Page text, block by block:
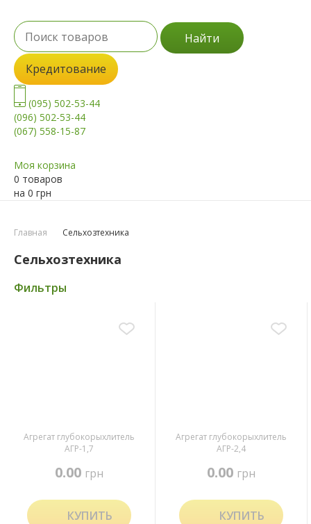
Найти
Кредитование
(095) 502-53-44
(096) 502-53-44
(067) 558-15-87
Моя корзина
0 товаров
на 0 грн
Главная Сельхозтехника
Сельхозтехника
Фильтры
Агрегат глубокорыхлитель
АГР-1,7
0.00 грн
КУПИТЬ
Агрегат глубокорыхлитель
АГР-2,4
0.00 грн
КУПИТЬ